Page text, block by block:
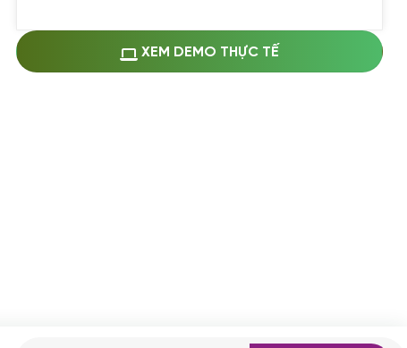
Thay logo + thông tin doanh nghiệp
(+100.000 VND)
XEM DEMO THỰC TẾ